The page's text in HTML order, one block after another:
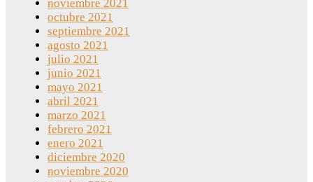
noviembre 2021
octubre 2021
septiembre 2021
agosto 2021
julio 2021
junio 2021
mayo 2021
abril 2021
marzo 2021
febrero 2021
enero 2021
diciembre 2020
noviembre 2020